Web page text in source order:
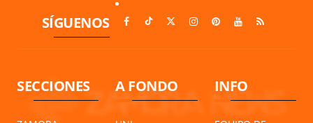
SÍGUENOS
SECCIONES A FONDO INFO